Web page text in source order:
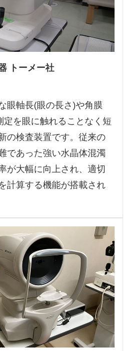
トーメー社
眼軸長(眼の長さ)や角膜
定を眼に触れることなく短
の検査装置です。従来の
であった強い水晶体混濁
が大幅に向上され、適切
計算する機能が搭載され